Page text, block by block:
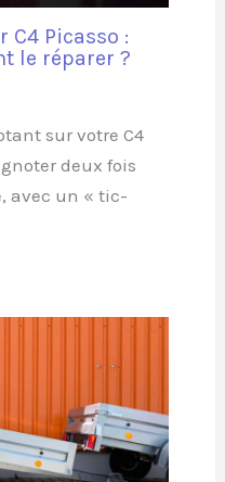
Picasso :
le réparer ?
sur votre C4
deux fois
avec un « tic-